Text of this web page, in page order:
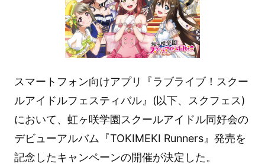
スマートフォン向けアプリ『ラブライブ！スクー
ルアイドルフェスティバル』(以下、スクフェス)
において、虹ヶ咲学園スクールアイドル同好会の
デビューアルバム『TOKIMEKI Runners』発売を
記念したキャンペーンの開催が決定した。